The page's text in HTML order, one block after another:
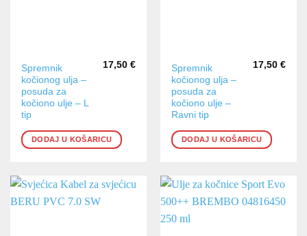
Spremnik
kočionog ulja –
posuda za
kočiono ulje – L
tip
17,50 €
DODAJ U KOŠARICU
Spremnik
kočionog ulja –
posuda za
kočiono ulje –
Ravni tip
17,50 €
DODAJ U KOŠARICU